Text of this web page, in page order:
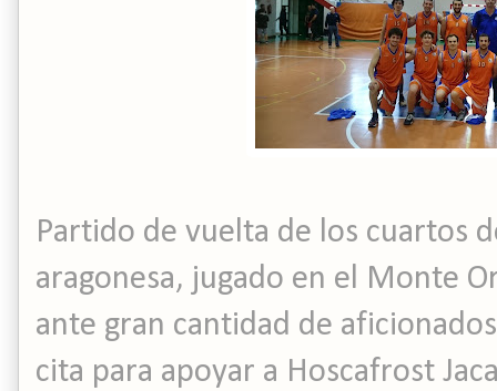
Partido de vuelta de los cuartos
aragonesa, jugado en el Monte
ante gran cantidad de
cita para apoyar a Hoscafrost